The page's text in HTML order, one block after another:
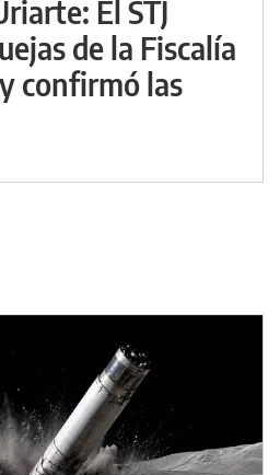
El STJ
de la Fiscalía
confirmó las